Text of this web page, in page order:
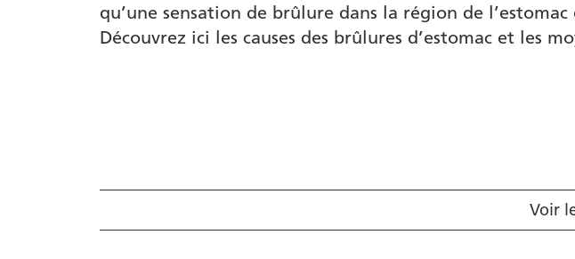
qu’une sensation de brûlure dans la région de
Découvrez ici les causes des brûlures d’estomac et les
Voir